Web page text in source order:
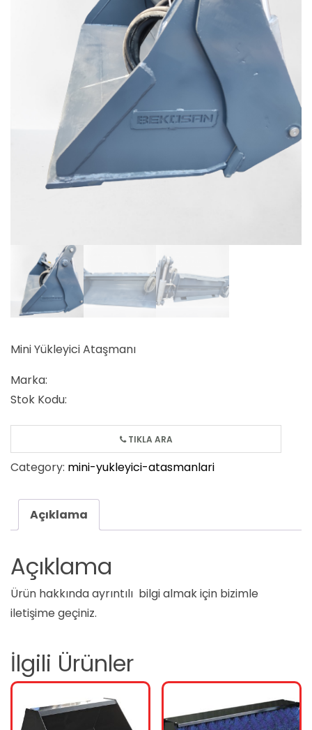
Mini Yükleyici Ataşmanı
Marka:
Stok Kodu:
TIKLA ARA
Category: mini-yukleyici-atasmanlari
Açıklama
Açıklama
Ürün hakkında ayrıntılı bilgi almak için bizimle
iletişime geçiniz.
İlgili Ürünler